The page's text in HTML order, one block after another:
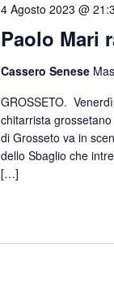
Paolo Mari
4 Agosto 2023 @
Cassero Senese
GROSSETO.
chitarrista
di Grosseto va in
dello Sbaglio che
[…]